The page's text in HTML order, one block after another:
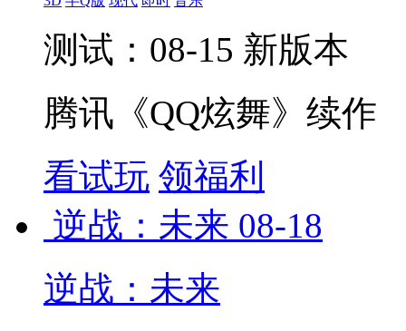
测试：08-15 新版本
腾讯《QQ炫舞》续作
看试玩 领福利
逆战：未来 08-18
逆战：未来